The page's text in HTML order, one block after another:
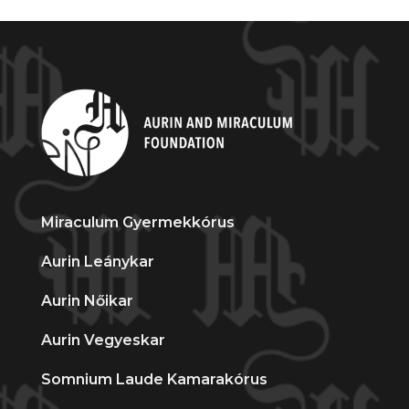
Miraculum Gyermekkórus
Aurin Leánykar
Aurin Nőikar
Aurin Vegyeskar
Somnium Laude Kamarakórus